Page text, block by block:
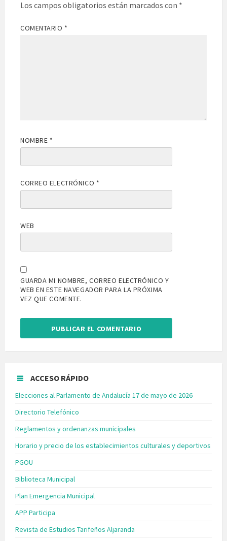
Los campos obligatorios están marcados con *
COMENTARIO *
NOMBRE *
CORREO ELECTRÓNICO *
WEB
GUARDA MI NOMBRE, CORREO ELECTRÓNICO Y
WEB EN ESTE NAVEGADOR PARA LA PRÓXIMA
VEZ QUE COMENTE.
ACCESO RÁPIDO
Elecciones al Parlamento de Andalucía 17 de mayo de 2026
Directorio Telefónico
Reglamentos y ordenanzas municipales
Horario y precio de los establecimientos culturales y deportivos
PGOU
Biblioteca Municipal
Plan Emergencia Municipal
APP Participa
Revista de Estudios Tarifeños Aljaranda